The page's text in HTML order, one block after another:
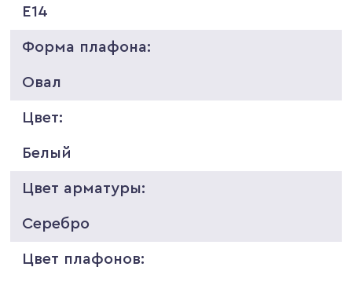
E14
Форма плафона:
Овал
Цвет:
Белый
Цвет арматуры:
Серебро
Цвет плафонов: